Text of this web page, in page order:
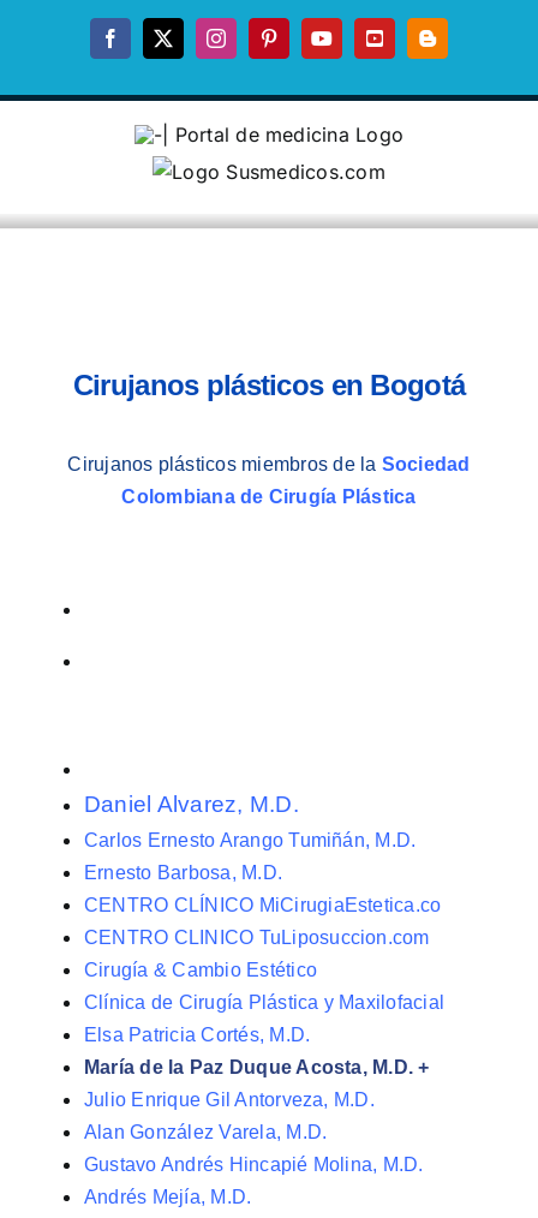
Facebook
X InstagramPinterestYouTubeYouTubeBlogger
Cirujanos plásticos en Bogotá
Cirujanos plásticos miembros de la Sociedad
Colombiana de Cirugía Plástica
Daniel Alvarez, M.D.
Carlos Ernesto Arango Tumiñán, M.D.
Ernesto Barbosa, M.D.
CENTRO CLÍNICO MiCirugiaEstetica.co
CENTRO CLINICO TuLiposuccion.com
Cirugía & Cambio Estético
Clínica de Cirugía Plástica y Maxilofacial
Elsa Patricia Cortés, M.D.
María de la Paz Duque Acosta, M.D. +
Julio Enrique Gil Antorveza, M.D.
Alan González Varela, M.D.
Gustavo Andrés Hincapié Molina, M.D.
Andrés Mejía, M.D.